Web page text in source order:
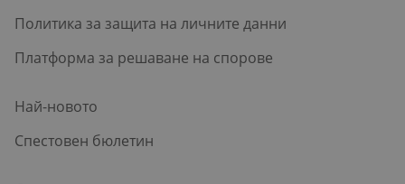
Политика за защита на личните данни
Платформа за решаване на спорове
Най-новото
Спестовен бюлетин